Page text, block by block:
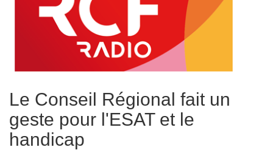
Le Conseil Régional fait un
geste pour l'ESAT et le
handicap